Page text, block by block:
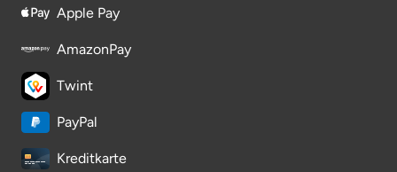
Apple Pay
AmazonPay
Twint
PayPal
Kreditkarte
Osnabrück
Ostholstein
Ostprignitz-Ruppin
Oy-Mittelberg